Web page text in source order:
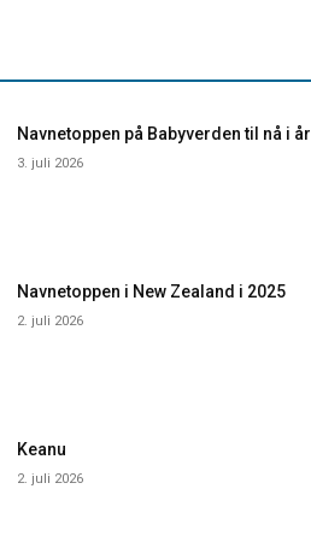
Navnetoppen på Babyverden til nå i år
3. juli 2026
Navnetoppen i New Zealand i 2025
2. juli 2026
Keanu
2. juli 2026